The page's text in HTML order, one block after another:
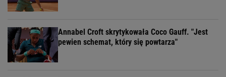
Annabel Croft skrytykowała Coco Gauff. "Jest
pewien schemat, który się powtarza"